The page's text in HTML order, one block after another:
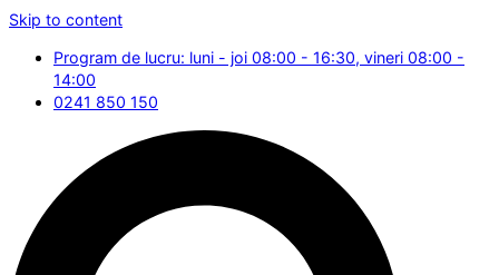
Skip to content
Program de lucru: luni - joi 08:00 - 16:30, vineri 08:00 -
14:00
0241 850 150